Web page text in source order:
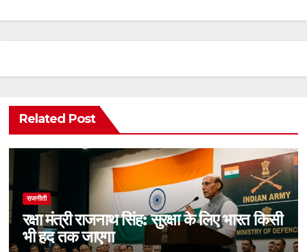
Related Post
राजनीती
रक्षा मंत्री राजनाथ सिंह: सुरक्षा के लिए भारत किसी
भी हद तक जाएगा